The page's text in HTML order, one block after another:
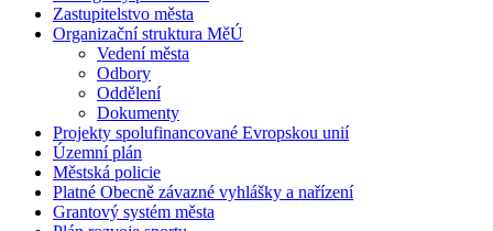
Zastupitelstvo města
Organizační struktura MěÚ
Vedení města
Odbory
Oddělení
Dokumenty
Projekty spolufinancované Evropskou unií
Územní plán
Městská policie
Platné Obecně závazné vyhlášky a nařízení
Grantový systém města